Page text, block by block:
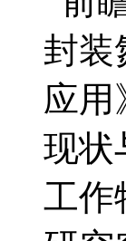
封装
应用
现状
工作